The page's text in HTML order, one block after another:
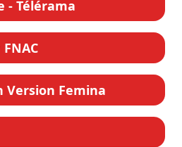
- Télérama
Version Femina